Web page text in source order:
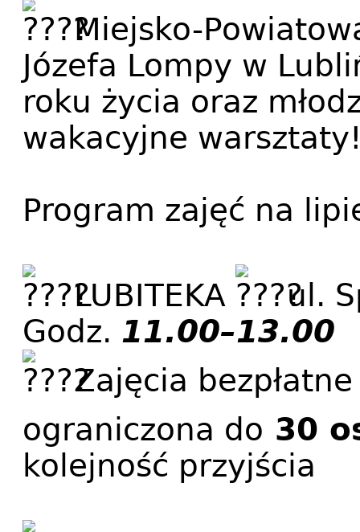
Miejsko-
Józefa Lompy w
roku życia oraz
wakacyjne
Program zajęć na
LUBITEKA
ul.
Godz. 11.00–13.00
Zajęcia
ograniczona do 30
kolejność przyjścia